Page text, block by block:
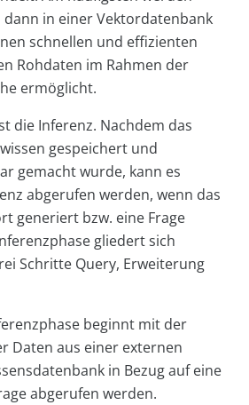
dann in einer Vektordatenbank
schnellen und effizienten
Rohdaten im Rahmen der
ermöglicht.
die Inferenz. Nachdem das
gespeichert und
gemacht wurde, kann es
abgerufen werden, wenn das
generiert bzw. eine Frage
gliedert sich
Schritte Query, Erweiterung
beginnt mit der
Daten aus einer externen
in Bezug auf eine
abgerufen werden.